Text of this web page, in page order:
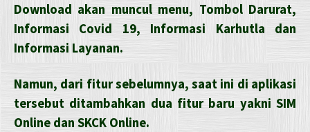
Download akan muncul menu, Tombol Darurat,
Informasi Covid 19, Informasi Karhutla dan
Informasi Layanan.
Namun, dari fitur sebelumnya, saat ini di aplikasi
tersebut ditambahkan dua fitur baru yakni SIM
Online dan SKCK Online.